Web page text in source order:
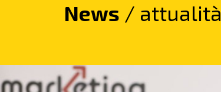
News / attualità